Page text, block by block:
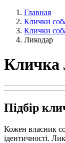
Главная
Клички
Клички
Ликодар
Кличка
Підбір
Кожен власник
ідентичності.